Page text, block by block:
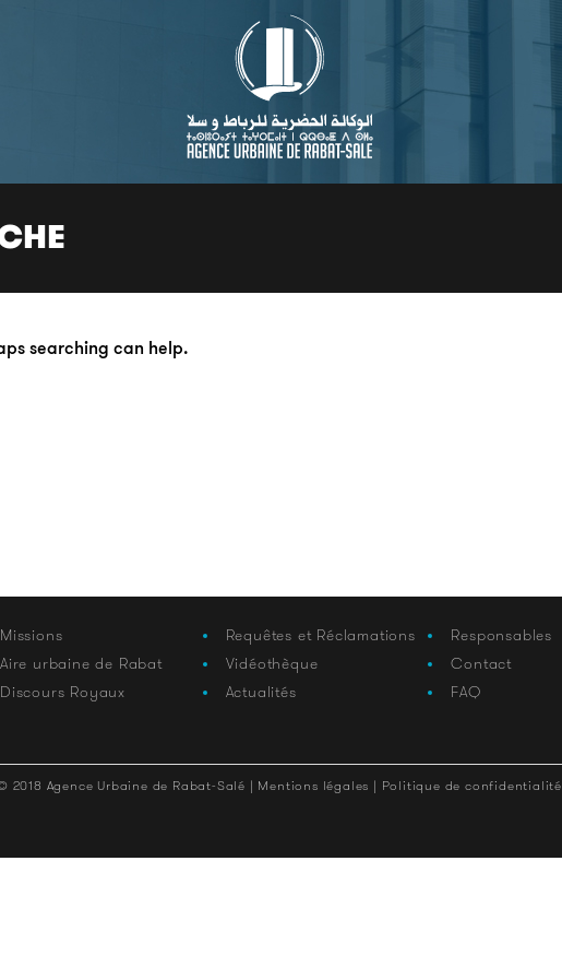
searching can help.
Missions
Aire urbaine de Rabat
Discours Royaux
Requêtes et Réclamations
Vidéothèque
Actualités
Responsables
Contact
FAQ
2018 Agence Urbaine de Rabat-Salé | Mentions légales | Politique de confidentialité